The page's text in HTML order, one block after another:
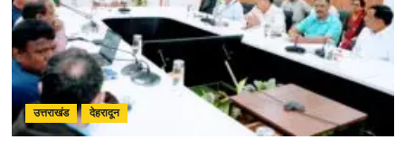
साथ
देवभूमि
ने
किया
शिवभक्त
कांवड़ियों
का
अभिनंदन
उत्तराखंड देहरादून